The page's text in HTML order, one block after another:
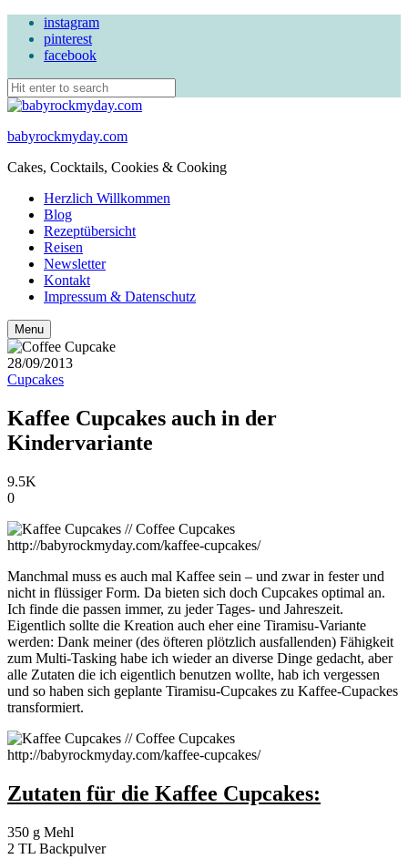
instagram
pinterest
facebook
babyrockmyday.com
Cakes, Cocktails, Cookies & Cooking
Herzlich Willkommen
Blog
Rezeptübersicht
Reisen
Newsletter
Kontakt
Impressum & Datenschutz
Search
Menu
28/09/2013
Cupcakes
Kaffee Cupcakes auch in der
Kindervariante
9.5K
0
Manchmal muss es auch mal Kaffee sein – und zwar in fester und
nicht in flüssiger Form. Da bieten sich doch Cupcakes optimal an.
Ich finde die passen immer, zu jeder Tages- und Jahreszeit.
Eigentlich sollte die Kreation auch eher eine Tiramisu-Variante
werden: Dank meiner (des öfteren plötzlich ausfallenden) Fähigkeit
zum Multi-Tasking habe ich wieder an diverse Dinge gedacht, aber
alle Zutaten die ich eigentlich benutzen wollte, hab ich vergessen
und so haben sich geplante Tiramisu-Cupcakes zu Kaffee-Cupackes
transformiert.
Zutaten für die Kaffee Cupcakes:
350 g Mehl
2 TL Backpulver